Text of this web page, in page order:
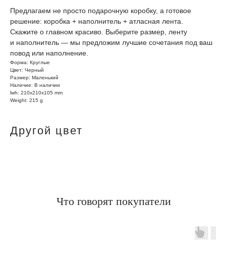
Предлагаем не просто подарочную коробку, а готовое
решение: коробка + наполнитель + атласная лента.
Скажите о главном красиво. Выберите размер, ленту
и наполнитель — мы предложим лучшие сочетания под ваш
повод или наполнение.
Форма: Круглые
Цвет: Черный
Размер: Маленький
Наличие: В наличии
lwh: 210x210x105 mm
Weight: 215 g
Другой цвет
Что говорят покупатели